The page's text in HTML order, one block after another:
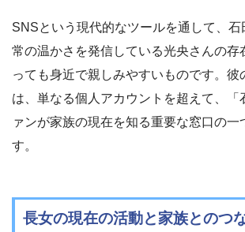
SNSという現代的なツールを通して、石
常の温かさを発信している光央さんの存
っても身近で親しみやすいものです。彼
は、単なる個人アカウントを超えて、「
ァンが家族の現在を知る重要な窓口の一
す。
長女の現在の活動と家族とのつ